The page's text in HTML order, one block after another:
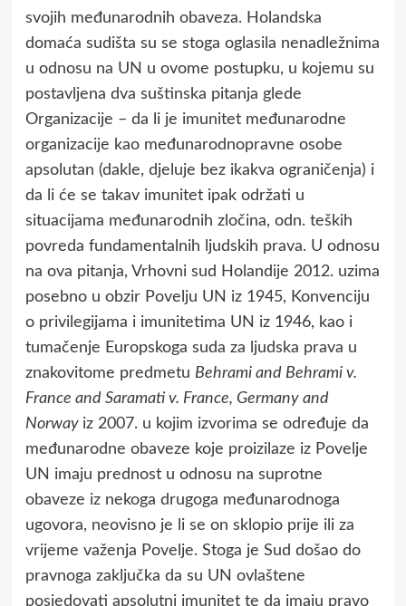
svojih međunarodnih obaveza. Holandska
domaća sudišta su se stoga oglasila nenadležnima
u odnosu na UN u ovome postupku, u kojemu su
postavljena dva suštinska pitanja glede
Organizacije – da li je imunitet međunarodne
organizacije kao međunarodnopravne osobe
apsolutan (dakle, djeluje bez ikakva ograničenja) i
da li će se takav imunitet ipak održati u
situacijama međunarodnih zločina, odn. teških
povreda fundamentalnih ljudskih prava. U odnosu
na ova pitanja, Vrhovni sud Holandije 2012. uzima
posebno u obzir Povelju UN iz 1945, Konvenciju
o privilegijama i imunitetima UN iz 1946, kao i
tumačenje Europskoga suda za ljudska prava u
znakovitome predmetu Behrami and Behrami v.
France and Saramati v. France, Germany and
Norway iz 2007. u kojim izvorima se određuje da
međunarodne obaveze koje proizilaze iz Povelje
UN imaju prednost u odnosu na suprotne
obaveze iz nekoga drugoga međunarodnoga
ugovora, neovisno je li se on sklopio prije ili za
vrijeme važenja Povelje. Stoga je Sud došao do
pravnoga zaključka da su UN ovlaštene
posjedovati apsolutni imunitet te da imaju pravo